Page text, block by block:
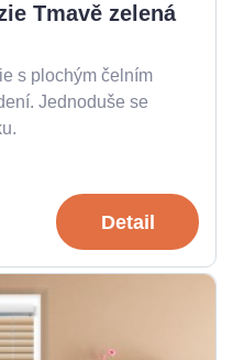
Tmavě zelená
s plochým čelním
Jednoduše se
Detail